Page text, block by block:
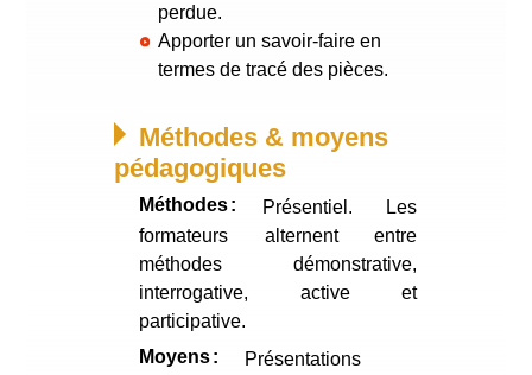
perdue.
Apporter un savoir-faire en
termes de tracé des pièces.
Méthodes & moyens
pédagogiques
Méthodes
Présentiel. Les
formateurs alternent entre
méthodes démonstrative,
interrogative, active et
participative.
Moyens
Présentations